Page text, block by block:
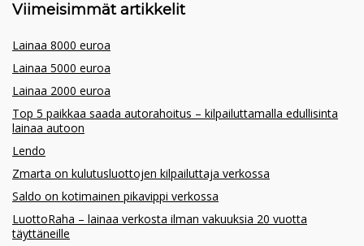
Viimeisimmät artikkelit
Lainaa 8000 euroa
Lainaa 5000 euroa
Lainaa 2000 euroa
Top 5 paikkaa saada autorahoitus – kilpailuttamalla edullisinta
lainaa autoon
Lendo
Zmarta on kulutusluottojen kilpailuttaja verkossa
Saldo on kotimainen pikavippi verkossa
LuottoRaha – lainaa verkosta ilman vakuuksia 20 vuotta
täyttäneille